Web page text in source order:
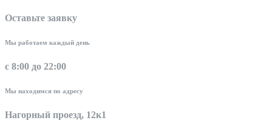
Оставьте заявку
Мы работаем каждый день
с 8:00 до 22:00
Мы находимся по адресу
Нагорный проезд, 12к1